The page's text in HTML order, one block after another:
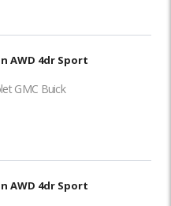
AWD 4dr Sport
GMC Buick
AWD 4dr Sport